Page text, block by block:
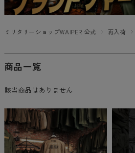
ミリタリーショップWAIPER 公式 再入荷
商品一覧
該当商品はありません